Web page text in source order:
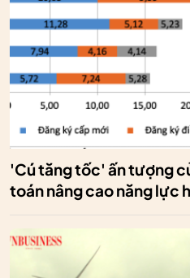
'Cú tăng tốc' ấn tượng
toán nâng cao năng lực